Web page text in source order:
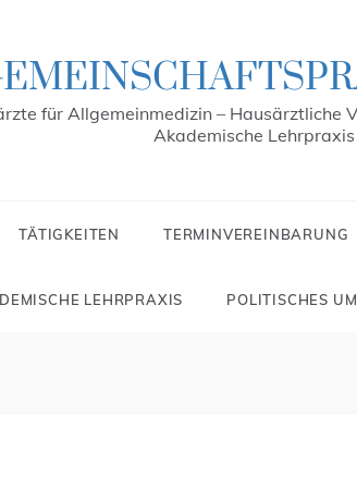
für Allgemeinmedizin – Hausärztliche
Akademische Lehrpraxis
TÄTIGKEITEN TERMINVEREINBARUNG
LEHRPRAXIS POLITISCHES